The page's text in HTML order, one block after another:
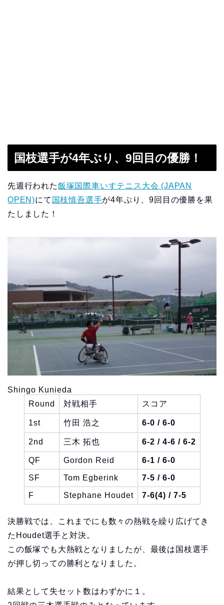
国枝選手が4年ぶり、9回目の優勝！
先週行われた飯塚国際車いすテニス大会 (JAPAN
OPEN)にて 国枝慎吾選手が4年ぶり、9回目の優勝を果
たしました！
Shingo Kunieda
Round
対戦相手 スコア
1st 竹田 浩之 6-0 / 6-0
2nd 三木 拓也 6-2 / 4-6 / 6-2
QF Gordon Reid 6-1 / 6-0
SF Tom Egberink 7-5 / 6-0
F Stephane Houdet 7-6(4) / 7-5
決勝戦では、これまでにも数々の熱戦を繰り広げてき
たHoudet選手と対決。
この飯塚でも大熱戦となりましたが、最後は国枝選手
が押し切っての勝利となりました。
結果として失セット数はわずかに１。